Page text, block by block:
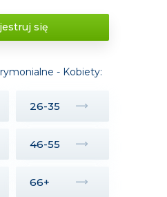
się
- Kobiety:
26-35
46-55
66+